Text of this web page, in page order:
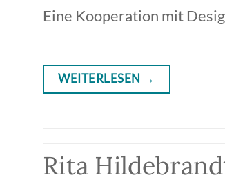
Eine Kooperation mit
WEITERLESEN →
Rita